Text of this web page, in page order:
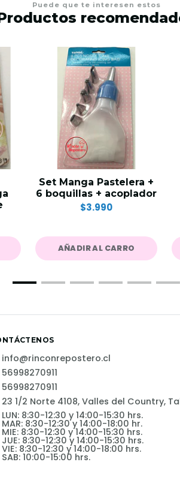
Puede que te interesen estos
Set Manga Pastelera +
6 boquillas + acoplador
$3.990
AÑADIR AL CARRO
info@rinconrepostero.cl
56998270911
56998270911
23 1/2 Norte 4108, Valles del Country,
LUN: 8:30-12:30 y 14:00-15:30 hrs.
MAR: 8:30-12:30 y 14:00-18:00 hr.
MIE: 8:30-12:30 y 14:00-15:30 hrs.
JUE: 8:30-12:30 y 14:00-15:30 hrs.
VIE: 8:30-12:30 y 14:00-18:00 hrs.
SAB: 10:00-15:00 hrs.